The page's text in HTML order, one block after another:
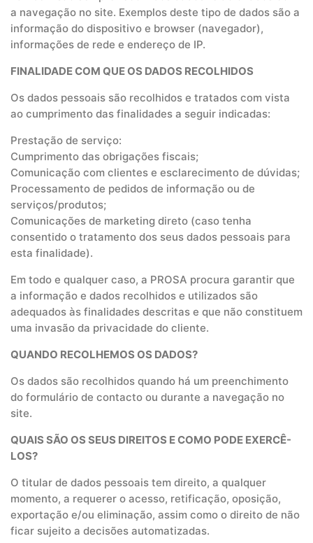
a navegação no site. Exemplos deste tipo de dados são a
informação do dispositivo e browser (navegador),
informações de rede e endereço de IP.
FINALIDADE COM QUE OS DADOS RECOLHIDOS
Os dados pessoais são recolhidos e tratados com vista
ao cumprimento das finalidades a seguir indicadas:
Prestação de serviço:
Cumprimento das obrigações fiscais;
Comunicação com clientes e esclarecimento de dúvidas;
Processamento de pedidos de informação ou de
serviços/produtos;
Comunicações de marketing direto (caso tenha
consentido o tratamento dos seus dados pessoais para
esta finalidade).
Em todo e qualquer caso, a PROSA procura garantir que
a informação e dados recolhidos e utilizados são
adequados às finalidades descritas e que não constituem
uma invasão da privacidade do cliente.
QUANDO RECOLHEMOS OS DADOS?
Os dados são recolhidos quando há um preenchimento
do formulário de contacto ou durante a navegação no
site.
QUAIS SÃO OS SEUS DIREITOS E COMO PODE EXERCÊ-
LOS?
O titular de dados pessoais tem direito, a qualquer
momento, a requerer o acesso, retificação, oposição,
exportação e/ou eliminação, assim como o direito de não
ficar sujeito a decisões automatizadas.